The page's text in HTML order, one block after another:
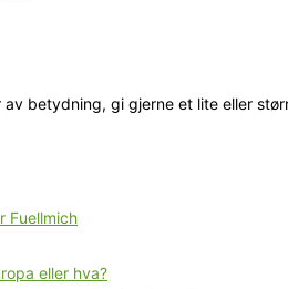
av betydning, gi gjerne et lite eller
Fuellmich
eller hva?